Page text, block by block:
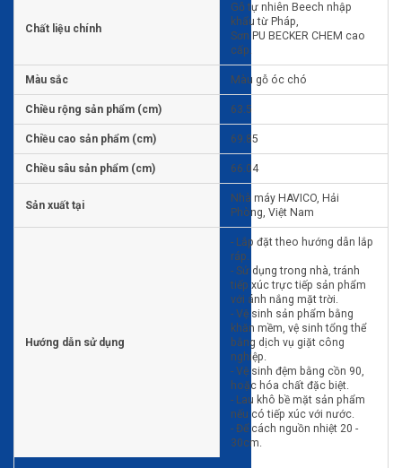
Chất liệu chính
Gỗ tự nhiên Beech nhập
khẩu từ Pháp,
Sơn PU BECKER CHEM cao
cấp.
Màu sắc Màu gỗ óc chó
Chiều rộng sản phẩm (cm) 63.5
Chiều cao sản phẩm (cm) 69.85
Chiều sâu sản phẩm (cm) 66.04
Sản xuất tại
Nhà máy HAVICO, Hải
Phòng, Việt Nam
Hướng dẫn sử dụng
- Lắp đặt theo hướng dẫn lắp
ráp.
- Sử dụng trong nhà, tránh
tiếp xúc trực tiếp sản phẩm
với ánh nắng mặt trời.
- Vệ sinh sản phẩm bằng
khăn mềm, vệ sinh tổng thể
bằng dịch vụ giặt công
nghiệp.
- Vệ sinh đệm bằng cồn 90,
hoặc hóa chất đặc biệt.
- Lau khô bề mặt sản phẩm
nếu có tiếp xúc với nước.
- Để cách nguồn nhiệt 20 -
30cm.